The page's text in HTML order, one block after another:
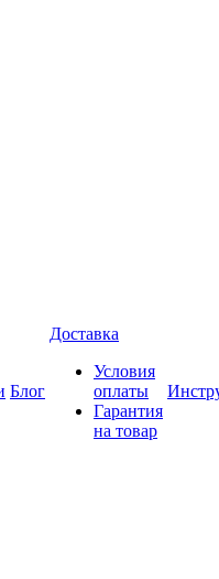
Блог
Доставка
Условия
оплаты
Гарантия
на товар